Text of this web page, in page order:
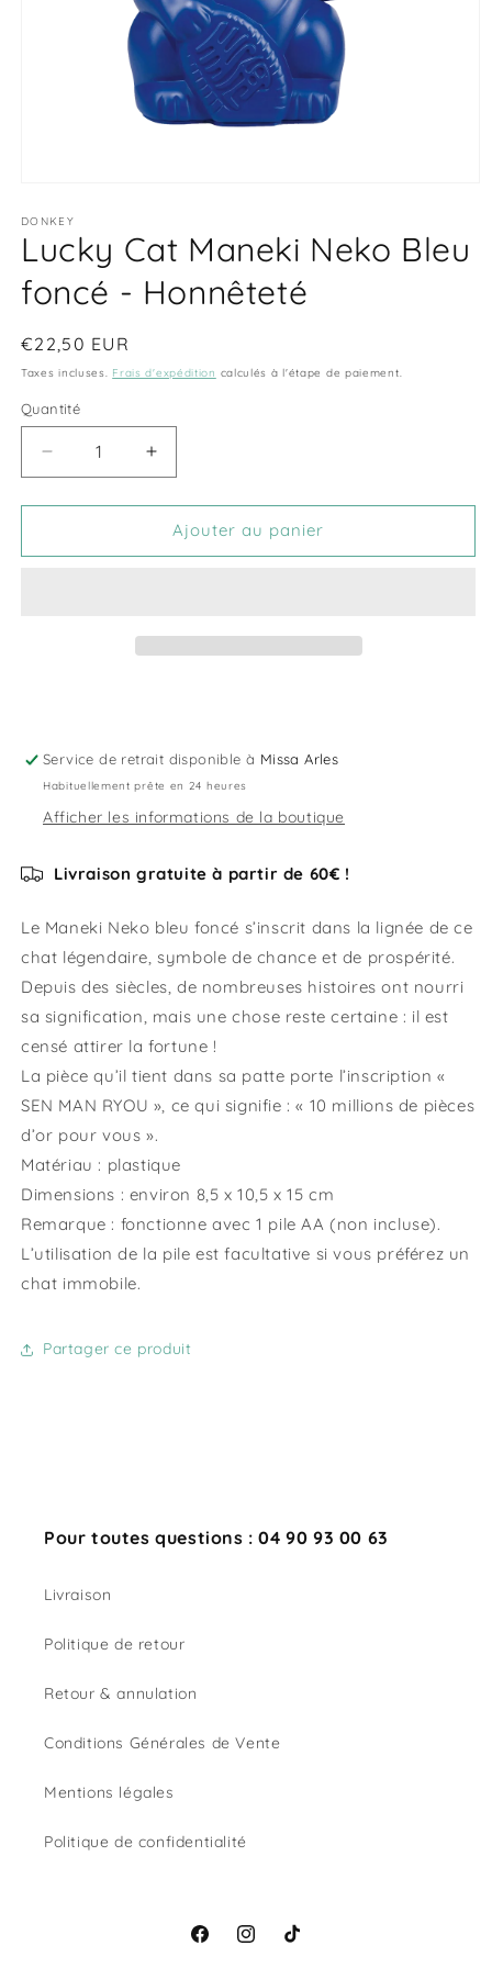
média
1
dans
fenêtre
modale
DONKEY
Lucky Cat Maneki Neko Bleu
foncé - Honnêteté
Prix
habituel
€22,50 EUR
Taxes incluses. Frais d'expédition calculés à l'étape de paiement.
Quantité
Quantité
Réduire
la
quantité
Lucky
Augmenter
la
quantité
Lucky
Ajouter au panier
Service de retrait disponible à Missa Arles
Habituellement prête en 24 heures
Afficher les informations de la boutique
Livraison gratuite à partir de 60€ !
Le Maneki Neko bleu foncé s’inscrit dans la lignée de ce
chat légendaire, symbole de chance et de prospérité.
Depuis des siècles, de nombreuses histoires ont nourri
sa signification, mais une chose reste certaine : il est
censé attirer la fortune !
La pièce qu’il tient dans sa patte porte l’inscription «
SEN MAN RYOU », ce qui signifie : « 10 millions de pièces
d’or pour vous ».
Matériau : plastique
Dimensions : environ 8,5 x 10,5 x 15 cm
Remarque : fonctionne avec 1 pile AA (non incluse).
L’utilisation de la pile est facultative si vous préférez un
chat immobile.
Partager ce produit
Pour toutes questions : 04 90 93 00 63
Livraison
Politique de retour
Retour & annulation
Conditions Générales de Vente
Mentions légales
Politique de confidentialité
FacebookInstagram
TikTok